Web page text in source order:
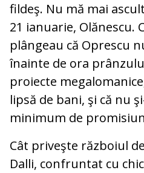
fildeş. Nu mă mai
21 ianuarie, Olănescu.
plângeau că Oprescu
înainte de ora
proiecte
lipsă de bani, şi că nu
minimum de
Cât priveşte războiul
Dalli, confruntat cu